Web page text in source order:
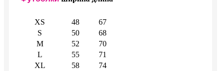
XS 48
67
S
50
68
M
52
70
L
55
71
XL
58
74